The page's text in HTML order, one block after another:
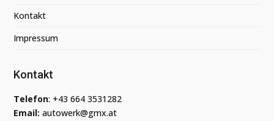
Kontakt
Impressum
Kontakt
Telefon: +43 664 3531282
Email: autowerk@gmx.at